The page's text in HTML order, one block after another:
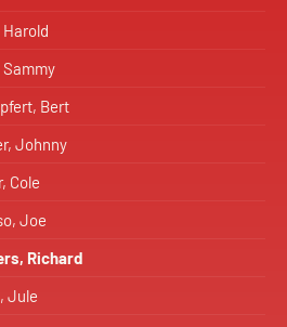
Harold
Sammy
Bert
Johnny
Cole
Joe
Richard
Jule